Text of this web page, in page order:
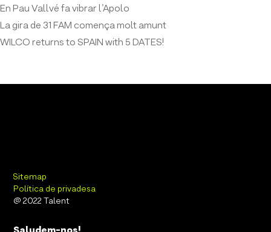
En Pau Vallvé fa vibrar l’Apolo
La gira de 31 FAM comença molt amunt
WILCO returns to SPAIN with 5 DATES!
Sitemap
Política de privadesa
@ 2022 Talent